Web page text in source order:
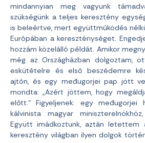
mindannyian meg vagyunk
szükségünk a teljes keresztény
is beleértve, mert együttműködés
Európában a kereszténységet.
hozzám közelálló példát. Amikor
még az Országházban dolgoztam,
eskütételre és első beszédemre
ajtón, és egy međugorjei pap jött
mondta: „Azért jöttem, hogy
előtt.“ Figyeljenek: egy
kálvinista magyar
Együtt imádkoztunk, aztán letettem
keresztény világban ilyen dolgok